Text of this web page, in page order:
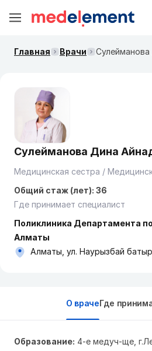
Главная Врачи
Сулейманова Дина
Медицинская сестра /
Общий стаж (лет): 36
Где принимает специалист
Поликлиника Департамента
Алматы
Алматы, ул. Наурызбай
О врачеГде
Образование: 4-е медуч-ще,